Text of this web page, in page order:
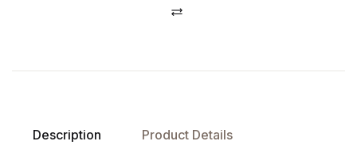
Description Product Details